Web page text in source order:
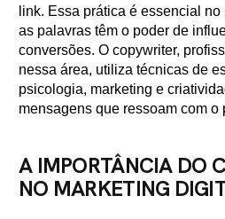
link. Essa prática é essencial
as palavras têm o poder de
conversões. O copywriter,
nessa área, utiliza técnicas de
psicologia, marketing e
mensagens que ressoam com o
A IMPORTÂNCIA DO
NO MARKETING